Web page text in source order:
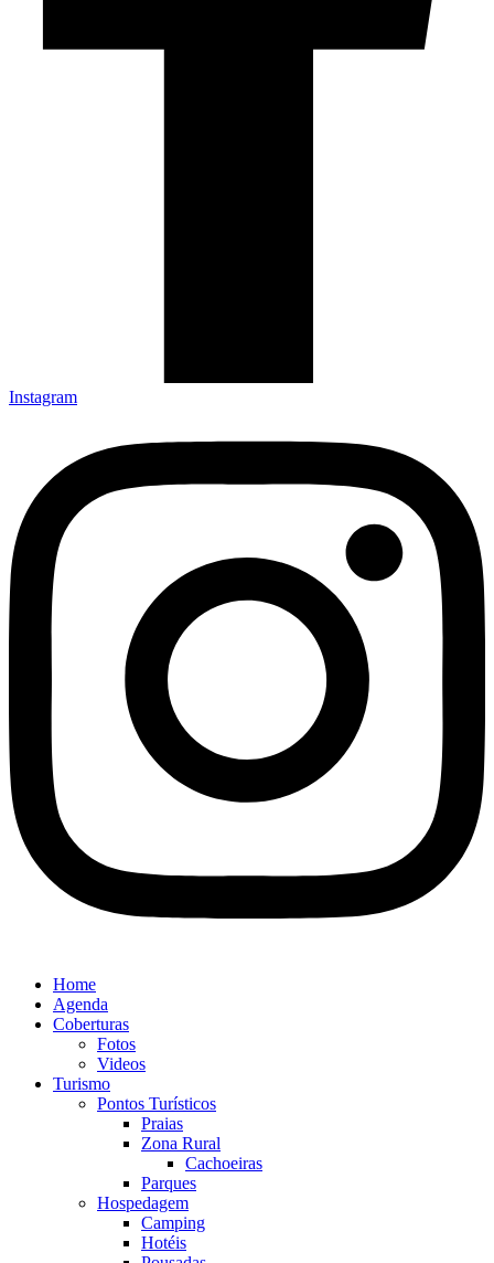
Instagram
Home
Agenda
Coberturas
Fotos
Videos
Turismo
Pontos Turísticos
Praias
Zona Rural
Cachoeiras
Parques
Hospedagem
Camping
Hotéis